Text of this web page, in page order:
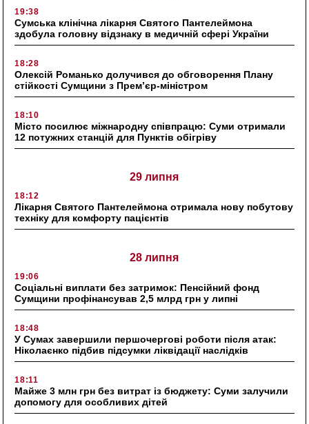
19:38
Сумська клінічна лікарня Святого Пантелеймона
здобула головну відзнаку в медичній сфері України
18:28
Олексій Романько долучився до обговорення Плану
стійкості Сумщини з Прем’єр-міністром
18:10
Місто посилює міжнародну співпрацю: Суми отримали
12 потужних станцій для Пунктів обігріву
29 липня
18:12
Лікарня Святого Пантелеймона отримала нову побутову
техніку для комфорту пацієнтів
28 липня
19:06
Соціальні виплати без затримок: Пенсійний фонд
Сумщини профінансував 2,5 млрд грн у липні
18:48
У Сумах завершили першочергові роботи після атак:
Ніколаєнко підбив підсумки ліквідації наслідків
18:11
Майже 3 млн грн без витрат із бюджету: Суми залучили
допомогу для особливих дітей